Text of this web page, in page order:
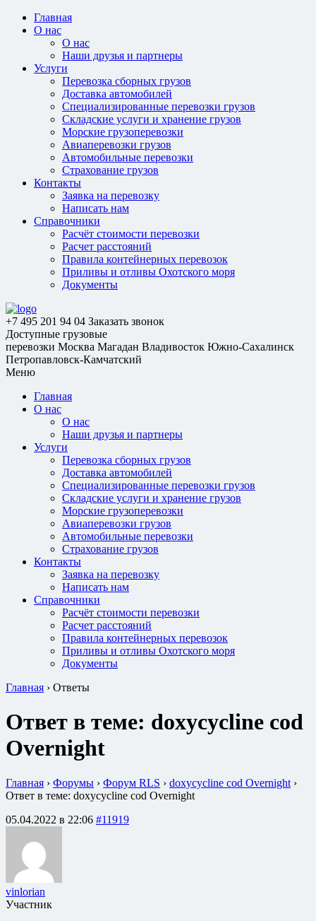
Главная
О нас
О нас
Наши друзья и партнеры
Услуги
Перевозка сборных грузов
Доставка автомобилей
Специализированные перевозки грузов
Складские услуги и хранение грузов
Морские грузоперевозки
Авиаперевозки грузов
Автомобильные перевозки
Страхование грузов
Контакты
Заявка на перевозку
Написать нам
Справочники
Расчёт стоимости перевозки
Расчет расстояний
Правила контейнерных перевозок
Приливы и отливы Охотского моря
Документы
+7 495 201 94 04 Заказать звонок
Доступные грузовые
перевозки Москва Магадан Владивосток Южно-Сахалинск
Петропавловск-Камчатский
Меню
Главная
О нас
О нас
Наши друзья и партнеры
Услуги
Перевозка сборных грузов
Доставка автомобилей
Специализированные перевозки грузов
Складские услуги и хранение грузов
Морские грузоперевозки
Авиаперевозки грузов
Автомобильные перевозки
Страхование грузов
Контакты
Заявка на перевозку
Написать нам
Справочники
Расчёт стоимости перевозки
Расчет расстояний
Правила контейнерных перевозок
Приливы и отливы Охотского моря
Документы
Главная › Ответы
Ответ в теме: doxycycline cod
Overnight
Главная › Форумы › Форум RLS › doxycycline cod Overnight ›
Ответ в теме: doxycycline cod Overnight
05.04.2022 в 22:06 #11919
vinlorian
Участник